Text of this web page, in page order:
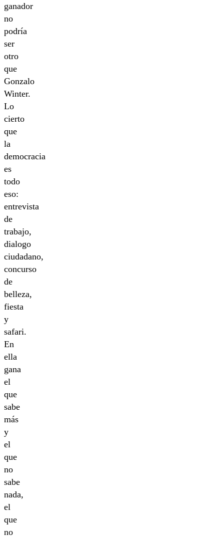
ganador
no
podría
ser
otro
que
Gonzalo
Winter.
Lo
cierto
que
la
democracia
es
todo
eso:
entrevista
de
trabajo,
dialogo
ciudadano,
concurso
de
belleza,
fiesta
y
safari.
En
ella
gana
el
que
sabe
más
y
el
que
no
sabe
nada,
el
que
no